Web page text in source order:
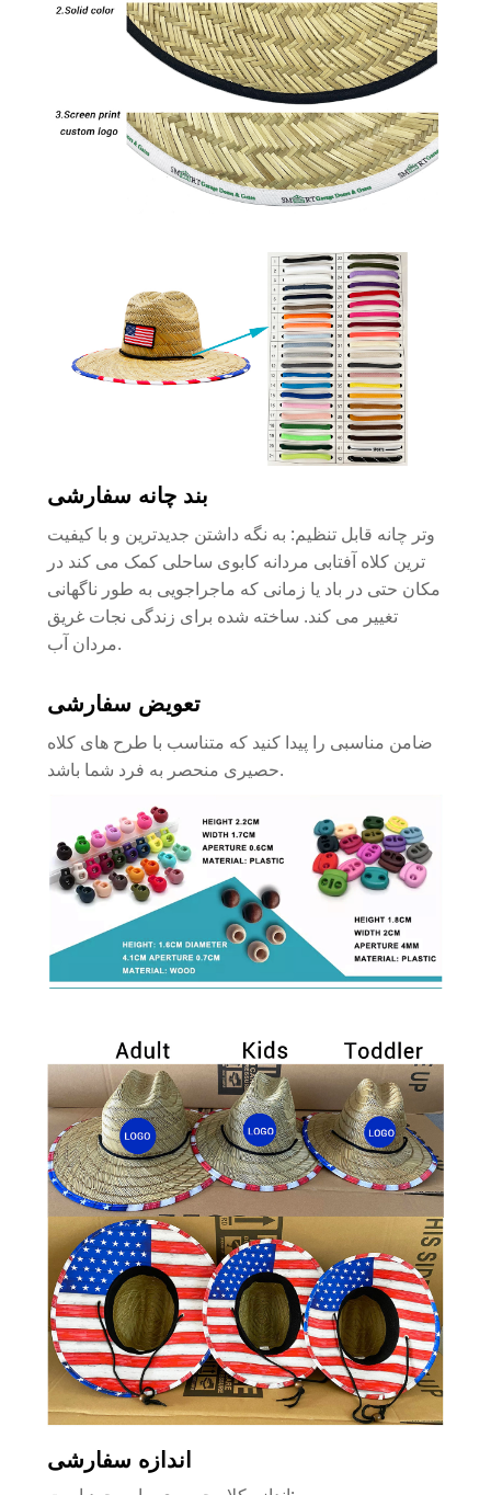
بند چانه سفارشی
وتر چانه قابل تنظیم: به نگه داشتن جدیدترین و با کیفیت
ترین کلاه آفتابی مردانه کابوی ساحلی کمک می کند در
مکان حتی در باد یا زمانی که ماجراجویی به طور ناگهانی
تغییر می کند. ساخته شده برای زندگی نجات غریق
مردان آب.
تعویض سفارشی
ضامن مناسبی را پیدا کنید که متناسب با طرح های کلاه
حصیری منحصر به فرد شما باشد.
اندازه سفارشی